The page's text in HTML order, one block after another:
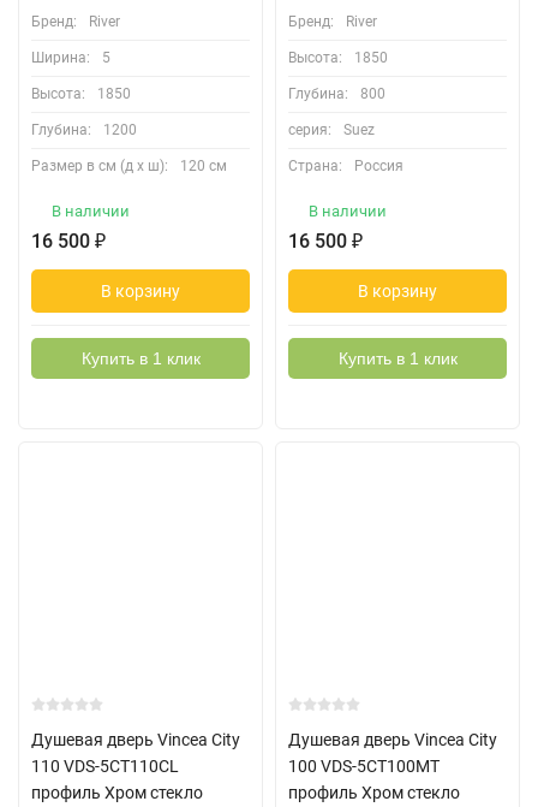
Бренд: River
Ширина: 5
Высота: 1850
Глубина: 1200
Размер в см (д х ш): 120 см
В наличии
16 500 ₽
В корзину
Купить в 1 клик
Бренд: River
Высота: 1850
Глубина: 800
серия: Suez
Страна: Россия
В наличии
16 500 ₽
В корзину
Купить в 1 клик
Душевая дверь Vincea City
110 VDS-5CT110CL
профиль Хром стекло
Душевая дверь Vincea City
100 VDS-5CT100MT
профиль Хром стекло